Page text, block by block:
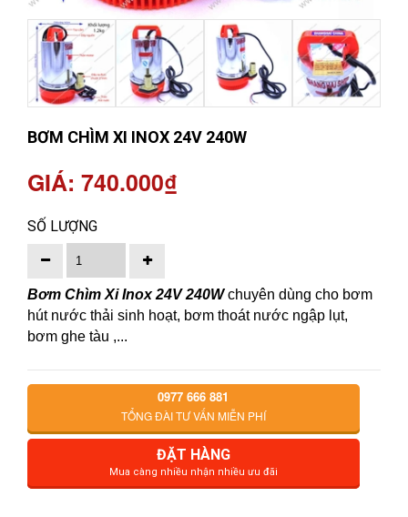
BƠM CHÌM XI INOX 24V 240W
GIÁ: 740.000₫
SỐ LƯỢNG
Bơm Chìm Xi Inox 24V 240Wchuyên dùng cho bơm
hút nước thải sinh hoạt, bơm thoát nước ngập lụt,
bơm ghe tàu ,...
0977 666 881
TỔNG ĐÀI TƯ VẤN MIỄN PHÍ
ĐẶT HÀNG
Mua càng nhiều nhận nhiều ưu đãi